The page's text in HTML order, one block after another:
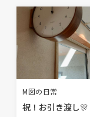
NEWS
M図の日常
祝！お引き渡し🎊